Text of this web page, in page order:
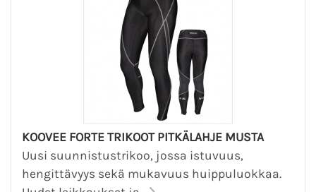
KOOVEE FORTE TRIKOOT PITKÄLAHJE MUSTA
Uusi suunnistustrikoo, jossa istuvuus,
hengittävyys sekä mukavuus huippuluokkaa.